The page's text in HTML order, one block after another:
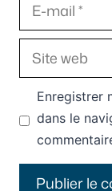
mail
Site
web
Enregistrer
dans le